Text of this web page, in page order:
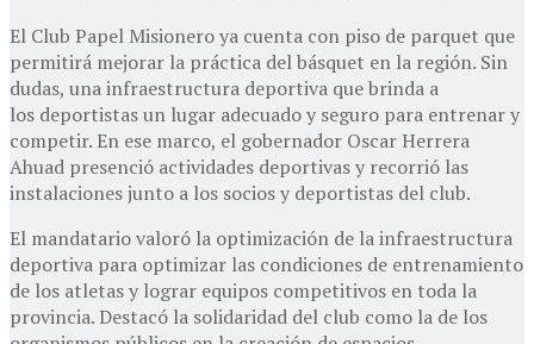
El Club Papel Misionero ya cuenta con piso de parquet que
permitirá mejorar la práctica del básquet en la región. Sin
dudas, una infraestructura deportiva que brinda a
los deportistas un lugar adecuado y seguro para entrenar y
competir. En ese marco, el gobernador Oscar Herrera
Ahuad presenció actividades deportivas y recorrió las
instalaciones junto a los socios y deportistas del club.
El mandatario valoró la optimización de la infraestructura
deportiva para optimizar las condiciones de entrenamiento
de los atletas y lograr equipos competitivos en toda la
provincia. Destacó la solidaridad del club como la de los